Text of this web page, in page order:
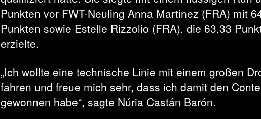
Punkten vor FWT-Neuling Anna Martinez (FRA) mit
Punkten sowie Estelle Rizzolio (FRA), die 63,33
erzielte.
„Ich wollte eine technische Linie mit einem großen
fahren und freue mich sehr, dass ich damit den
gewonnen habe“, sagte Núria Castán Barón.